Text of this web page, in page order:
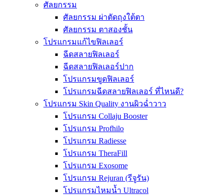
ศัลยกรรม
ศัลยกรรม ผ่าตัดถุงใต้ตา
ศัลยกรรม ตาสองชั้น
โปรแกรมแก้ไขฟิลเลอร์
ฉีดสลายฟิลเลอร์
ฉีดสลายฟิลเลอร์ปาก
โปรแกรมขูดฟิลเลอร์
โปรแกรมฉีดสลายฟิลเลอร์ ที่ไหนดี?
โปรแกรม Skin Quality งานผิวฉ่ำวาว
โปรแกรม Collaju Booster
โปรแกรม Profhilo
โปรแกรม Radiesse
โปรแกรม TheraFill
โปรแกรม Exosome
โปรแกรม Rejuran (รีจูรัน)
โปรแกรมไหมน้ำ Ultracol